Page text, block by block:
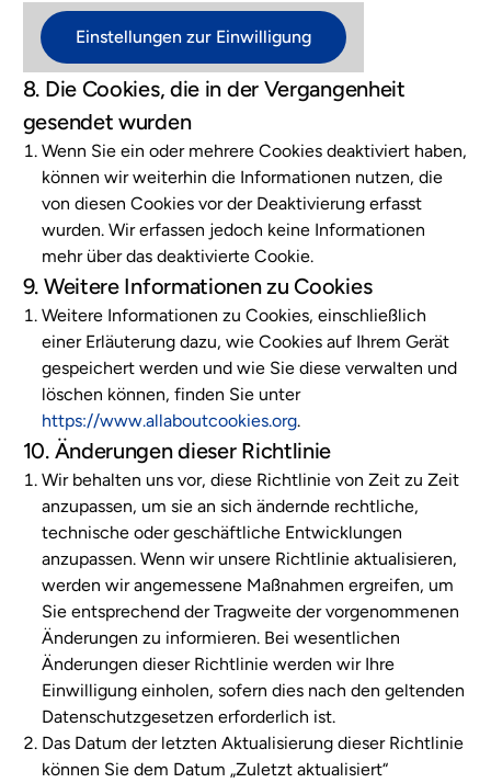
Einstellungen zur Einwilligung
8. Die Cookies, die in der Vergangenheit
gesendet wurden
Wenn Sie ein oder mehrere Cookies deaktiviert haben,
können wir weiterhin die Informationen nutzen, die
von diesen Cookies vor der Deaktivierung erfasst
wurden. Wir erfassen jedoch keine Informationen
mehr über das deaktivierte Cookie.
9. Weitere Informationen zu Cookies
Weitere Informationen zu Cookies, einschließlich
einer Erläuterung dazu, wie Cookies auf Ihrem Gerät
gespeichert werden und wie Sie diese verwalten und
löschen können, finden Sie unter
https://www.allaboutcookies.org.
10. Änderungen dieser Richtlinie
Wir behalten uns vor, diese Richtlinie von Zeit zu Zeit
anzupassen, um sie an sich ändernde rechtliche,
technische oder geschäftliche Entwicklungen
anzupassen. Wenn wir unsere Richtlinie aktualisieren,
werden wir angemessene Maßnahmen ergreifen, um
Sie entsprechend der Tragweite der vorgenommenen
Änderungen zu informieren. Bei wesentlichen
Änderungen dieser Richtlinie werden wir Ihre
Einwilligung einholen, sofern dies nach den geltenden
Datenschutzgesetzen erforderlich ist.
Das Datum der letzten Aktualisierung dieser Richtlinie
können Sie dem Datum „Zuletzt aktualisiert“